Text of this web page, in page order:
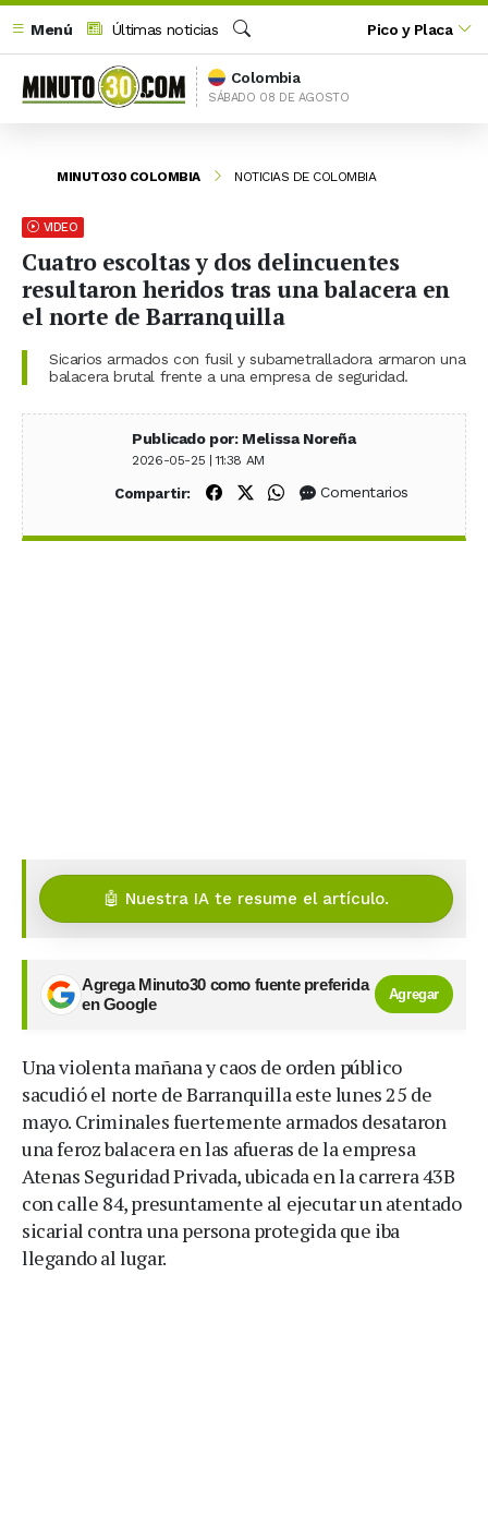
Menú
Últimas noticias
Buscar
Pico y Placa
Colombia
SÁBADO 08 DE AGOSTO
MINUTO30 COLOMBIA NOTICIAS DE COLOMBIA
VIDEO
Cuatro escoltas y dos delincuentes
resultaron heridos tras una balacera en
el norte de Barranquilla
Sicarios armados con fusil y subametralladora armaron una
balacera brutal frente a una empresa de seguridad.
Publicado por: Melissa Noreña
2026-05-25 | 11:38 AM
Compartir: Compartir en Facebook
Compartir en X (Twitter)
Compartir en WhatsApp
Comentarios
🤖 Nuestra IA te resume el artículo.
Agrega Minuto30 como fuente preferida
en Google
Agregar
Una violenta mañana y caos de orden público
sacudió el norte de Barranquilla este lunes 25 de
mayo. Criminales fuertemente armados desataron
una feroz balacera en las afueras de la empresa
Atenas Seguridad Privada, ubicada en la carrera 43B
con calle 84, presuntamente al ejecutar un atentado
sicarial contra una persona protegida que iba
llegando al lugar.